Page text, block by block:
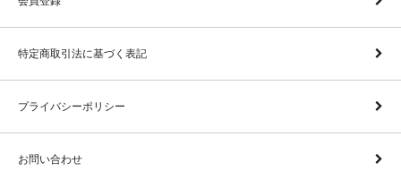
特定商取引法に基づく表記
プライバシーポリシー
お問い合わせ